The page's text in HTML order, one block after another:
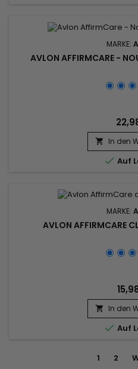
MARKE:
AVLON AFFIRMCARE -
 In den
 Auf
MARKE:
AVLON AFFIRMCARE
 In den
 Auf
1 2